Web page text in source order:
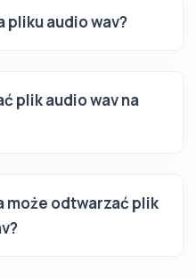
pliku audio wav?
plik audio wav na
może odtwarzać plik